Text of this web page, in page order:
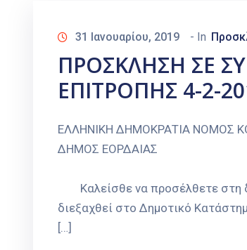
31 Ιανουαρίου, 2019 - In
ΠΡΟΣΚΛΗΣΗ ΣΕ
ΕΠΙΤΡΟΠΗΣ 4-2-
ΕΛΛΗΝΙΚΗ
ΔΗΜΟΣ ΕΟΡΔΑΙΑΣ
Π Ρ Ο Σ Τα μέλη της
Καλείσθε να προσέλθετε στη
διεξαχθεί στο Δημοτικό
[…]